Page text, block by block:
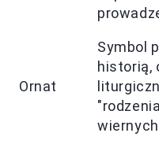
Ornat
Symbol
historią,